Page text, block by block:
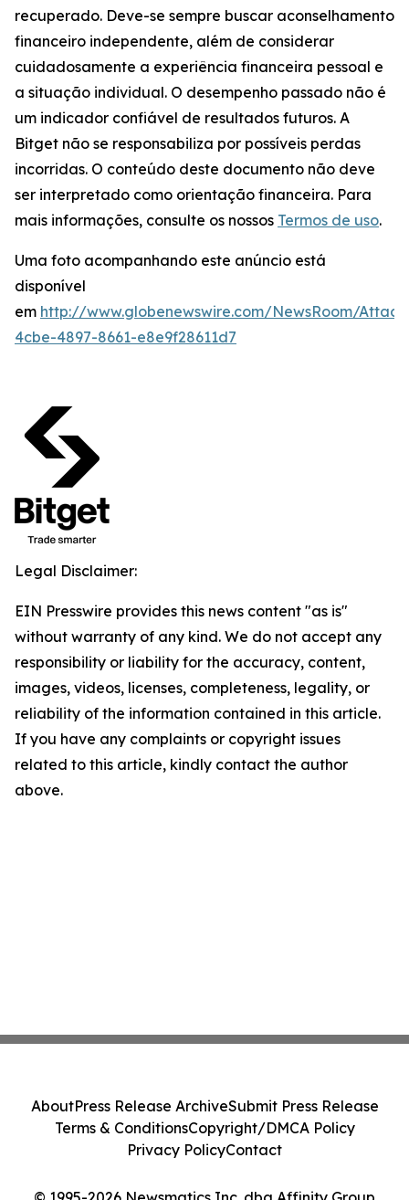
recuperado. Deve-se sempre buscar aconselhamento
financeiro independente, além de considerar
cuidadosamente a experiência financeira pessoal e
a situação individual. O desempenho passado não é
um indicador confiável de resultados futuros. A
Bitget não se responsabiliza por possíveis perdas
incorridas. O conteúdo deste documento não deve
ser interpretado como orientação financeira. Para
mais informações, consulte os nossos Termos de uso.
Uma foto acompanhando este anúncio está
disponível
em http://www.globenewswire.com/NewsRoom/
4cbe-4897-8661-e8e9f28611d7
Legal Disclaimer:
EIN Presswire provides this news content "as is"
without warranty of any kind. We do not accept any
responsibility or liability for the accuracy, content,
images, videos, licenses, completeness, legality, or
reliability of the information contained in this article.
If you have any complaints or copyright issues
related to this article, kindly contact the author
above.
AboutPress Release ArchiveSubmit Press Release
Terms & ConditionsCopyright/DMCA Policy
Privacy PolicyContact